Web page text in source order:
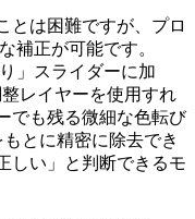
とは困難ですが、プロ
補正が可能です。
」スライダーに加
整レイヤーを使用すれ
でも残る微細な色転び
とに精密に除去でき
しい」と判断できるモ